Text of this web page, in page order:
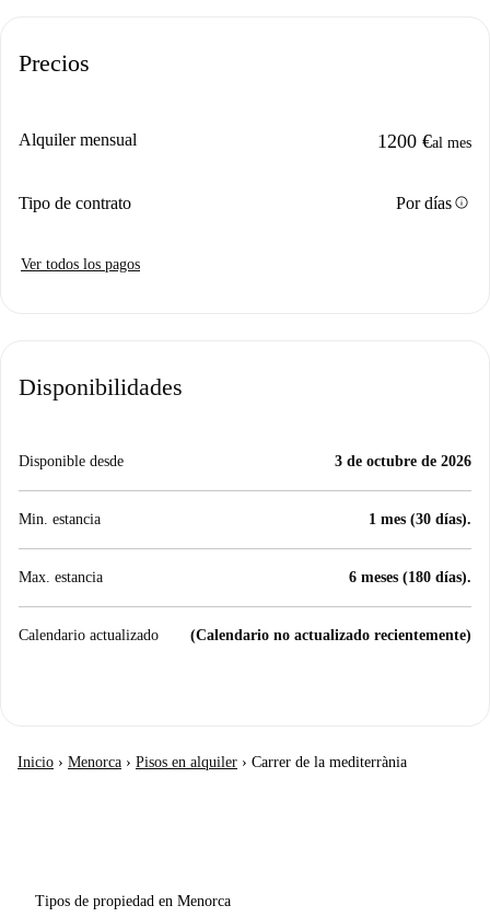
Precios
Alquiler mensual 1200 €al mes
Tipo de contrato Por díasinfo
Ver todos los pagos
Disponibilidades
Disponible desde 3 de octubre de 2026
Min. estancia 1 mes (30 días).
Max. estancia 6 meses (180 días).
Calendario actualizado (Calendario no actualizado recientemente)
Inicio › Menorca › Pisos en alquiler › Carrer de la mediterrània
Tipos de propiedad en Menorca